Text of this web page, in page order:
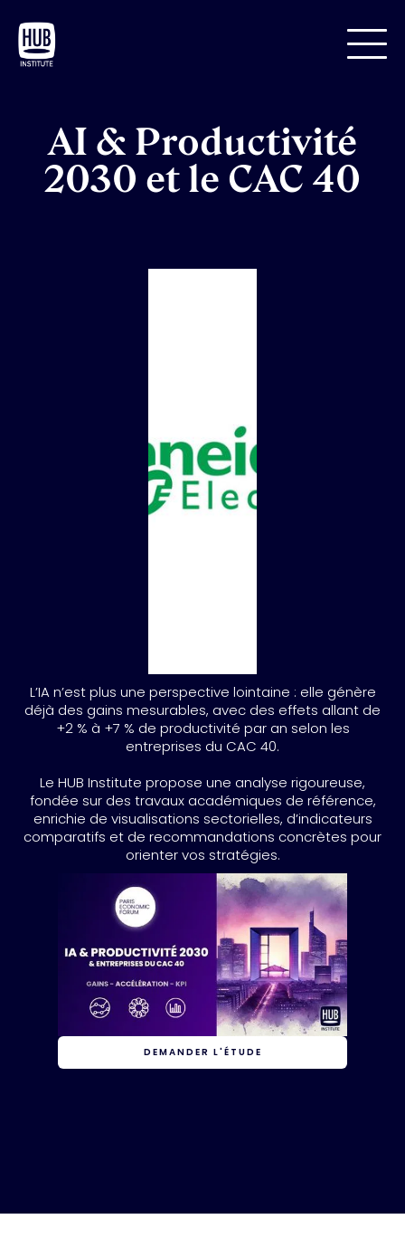
AI & Productivité
2030 et le CAC 40
L’IA n’est plus une perspective lointaine : elle génère
déjà des gains mesurables, avec des effets allant de
+2 % à +7 % de productivité par an selon les
entreprises du CAC 40.
Le HUB Institute propose une analyse rigoureuse,
fondée sur des travaux académiques de référence,
enrichie de visualisations sectorielles, d’indicateurs
comparatifs et de recommandations concrètes pour
orienter vos stratégies.
DEMANDER L'ÉTUDE